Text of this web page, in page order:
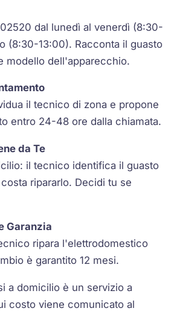
dal lunedì al venerdì (8:30-
(8:30-13:00). Racconta il guasto
modello dell'apparecchio.
il tecnico di zona e propone
entro 24-48 ore dalla chiamata.
da Te
il tecnico identifica il guasto
ripararlo. Decidi tu se
Garanzia
ripara l'elettrodomestico
è garantito 12 mesi.
a domicilio è un servizio a
costo viene comunicato al